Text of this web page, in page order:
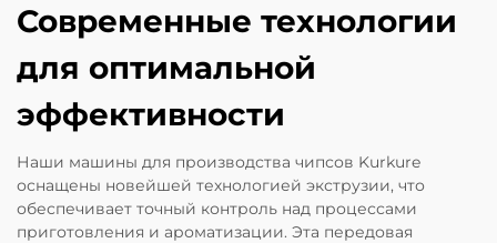
Современные технологии
для оптимальной
эффективности
Наши машины для производства чипсов Kurkure
оснащены новейшей технологией экструзии, что
обеспечивает точный контроль над процессами
приготовления и ароматизации. Эта передовая